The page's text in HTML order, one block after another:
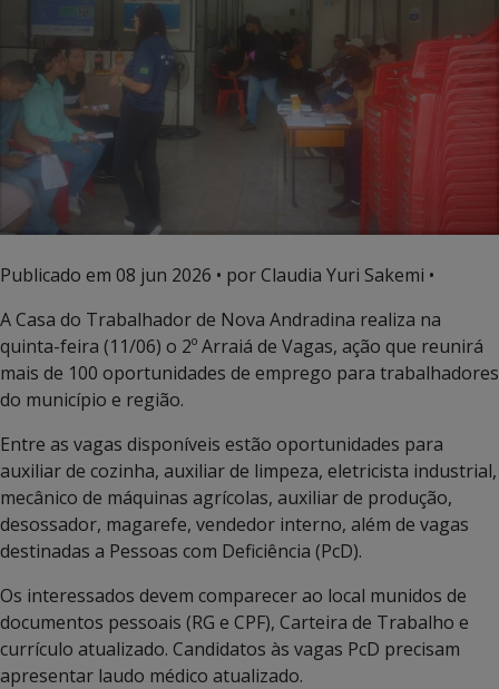
Publicado em 08 jun 2026 • por Claudia Yuri Sakemi •
A Casa do Trabalhador de Nova Andradina realiza na
quinta-feira (11/06) o 2º Arraiá de Vagas, ação que reunirá
mais de 100 oportunidades de emprego para trabalhadores
do município e região.
Entre as vagas disponíveis estão oportunidades para
auxiliar de cozinha, auxiliar de limpeza, eletricista industrial,
mecânico de máquinas agrícolas, auxiliar de produção,
desossador, magarefe, vendedor interno, além de vagas
destinadas a Pessoas com Deficiência (PcD).
Os interessados devem comparecer ao local munidos de
documentos pessoais (RG e CPF), Carteira de Trabalho e
currículo atualizado. Candidatos às vagas PcD precisam
apresentar laudo médico atualizado.